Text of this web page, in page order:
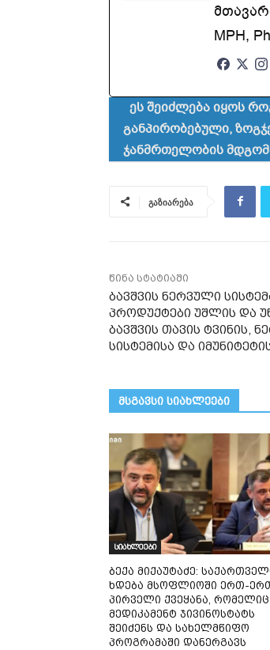
MPH,
ეს შეიძლება იყოს
განპირობებული,
ჯანმრთელობის
გაზიარება
წინა სტატიაში
ბავშვის ნერვული
პროდუქტები უშლის და
ბავშვის თავის ტვინის,
სისტემისა და
მსგავსი სიახლეები
სიახლეები
ბექა მიქაუტაძე:
ხდება მსოფლიოში ერთ-
პირველი ქვეყანა, რომელიც
მედიკამენტ ჯივინოსტატს
შეიძენს და სახელმწიფო
პროგრამაში დანერგავს